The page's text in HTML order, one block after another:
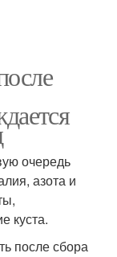
очередь
азота и
куста.
после сбора